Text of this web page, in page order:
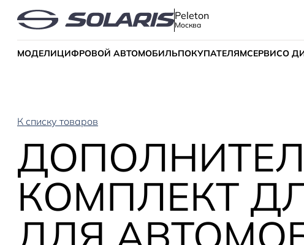
Peleton
Москва
МОДЕЛИЦИФРОВОЙ АВТОМОБИЛЬПОКУПАТЕЛЯМСЕРВИСО
К списку товаров
КОМПЛЕКТ
ДЛЯ